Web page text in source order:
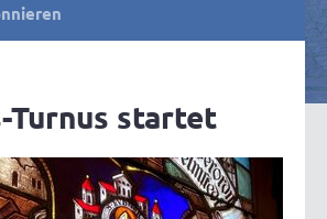
Turnus startet